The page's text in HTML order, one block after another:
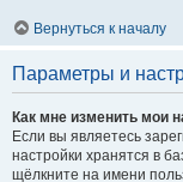
Вернуться к началу
Параметры и
Как мне изменить мои
Если вы являетесь
настройки хранятся в
щёлкните на имени